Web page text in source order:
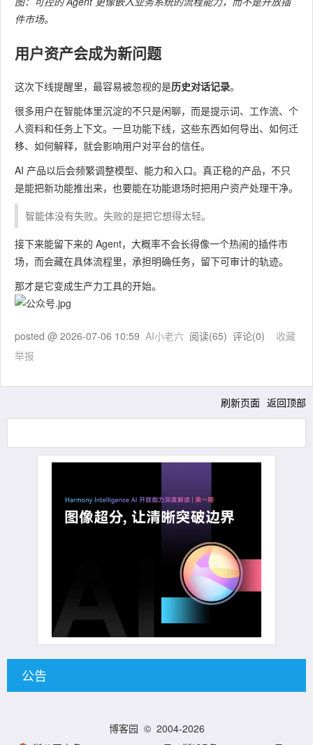
件市场。
用户资产会成为新问题
这次下线提醒里，最容易被忽视的是​历史对话记录​。
很多用户在智能体里沉淀的不只是闲聊，而是提示词、工作流、个
人资料和任务上下文。一旦功能下线，这些东西如何导出、如何迁
移、如何解释，就会影响用户对平台的信任。
AI 产品以后会频繁调整模型、能力和入口。真正稳的产品，不只
是能把新功能推出来，也要能在功能退场时把用户资产处理干净。
智能体没有失败。失败的是把它想得太轻。
接下来能留下来的 Agent，大概率不会长得像一个热闹的插件市
场，而会藏在具体流程里，承担明确任务，留下可审计的轨迹。
那才是它变成生产力工具的开始。
posted @ 2026-07-06 10:59 AI小老六 阅读(65) 评论(0) 收藏
举报
刷新页面 返回顶部
公告
博客园 © 2004-2026